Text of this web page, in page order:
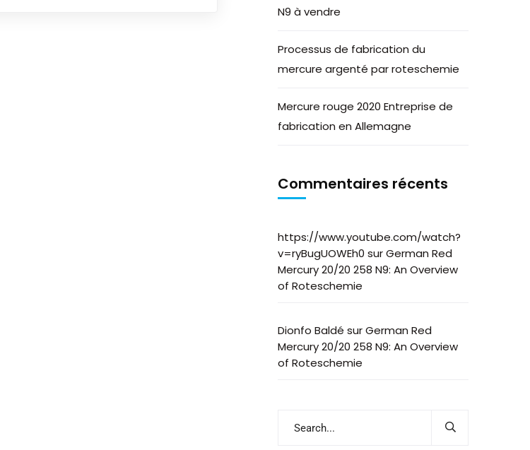
N9 à vendre
Processus de fabrication du
mercure argenté par roteschemie
Mercure rouge 2020 Entreprise de
fabrication en Allemagne
Commentaires récents
https://www.youtube.com/watch?
v=ryBugUOWEh0 surGerman Red
Mercury 20/20 258 N9: An Overview
of Roteschemie
Dionfo Baldé surGerman Red
Mercury 20/20 258 N9: An Overview
of Roteschemie